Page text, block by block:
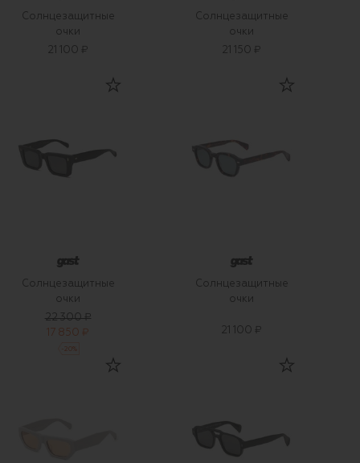
Солнцезащитные
очки
21 100 ₽
Солнцезащитные
очки
21 150 ₽
Солнцезащитные
очки
22 300 ₽
17 850 ₽
20 %
Солнцезащитные
очки
21 100 ₽